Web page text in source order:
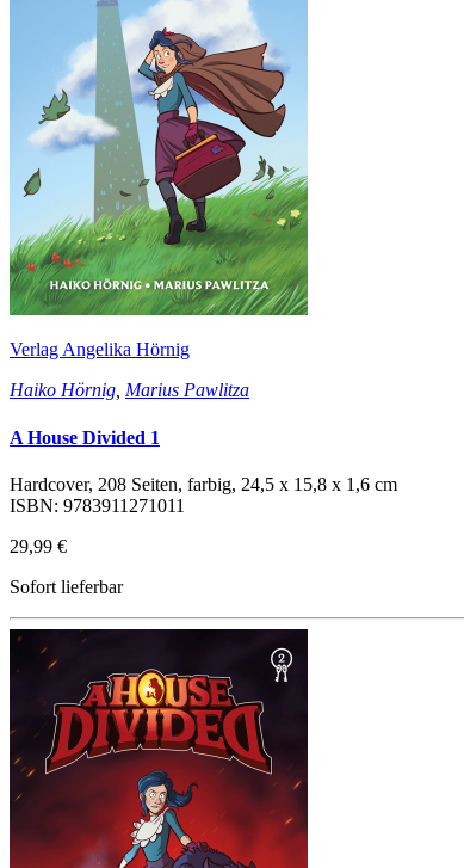
Verlag Angelika Hörnig
Haiko Hörnig, Marius Pawlitza
A House Divided 1
Hardcover, 208 Seiten, farbig, 24,5 x 15,8 x 1,6 cm
ISBN: 9783911271011
29,99 €
Sofort lieferbar